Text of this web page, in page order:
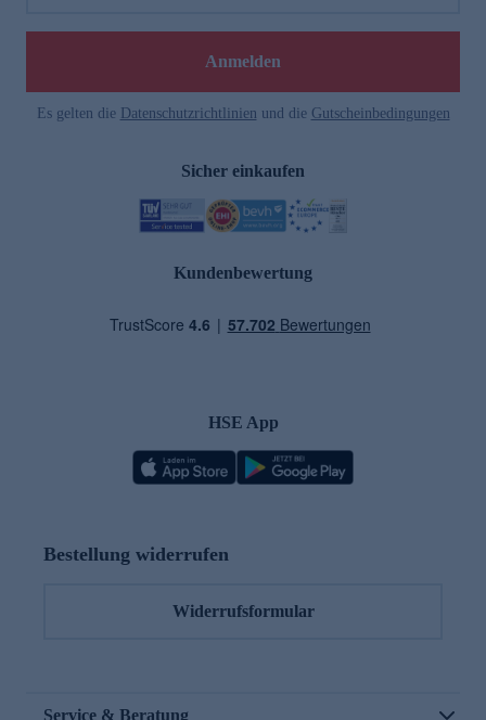
Anmelden
Es gelten die Datenschutzrichtlinien und die Gutscheinbedingungen
Sicher einkaufen
Kundenbewertung
HSE App
Bestellung widerrufen
Widerrufsformular
Service & Beratung